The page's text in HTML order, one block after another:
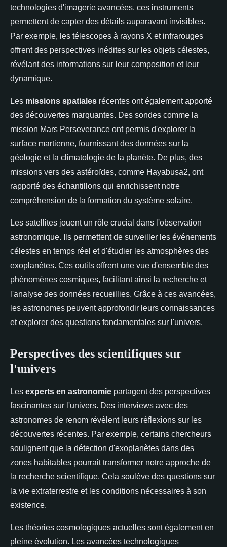
technologies d'imagerie avancées, ces instruments
permettent de capter des détails auparavant invisibles.
Par exemple, les télescopes à rayons X et infrarouges
offrent des perspectives inédites sur les objets célestes,
révélant des informations sur leur composition et leur
dynamique.
Les missions spatiales récentes ont également apporté
des découvertes marquantes. Des sondes comme la
mission Mars Perseverance ont permis d'explorer la
surface martienne, fournissant des données sur la
géologie et la climatologie de la planète. De plus, des
missions vers des astéroïdes, comme Hayabusa2, ont
rapporté des échantillons qui enrichissent notre
compréhension de la formation du système solaire.
Les satellites jouent un rôle crucial dans l'observation
astronomique. Ils permettent de surveiller les événements
célestes en temps réel et d'étudier les atmosphères des
exoplanètes. Ces outils offrent une vue d'ensemble des
phénomènes cosmiques, facilitant ainsi la recherche et
l'analyse des données recueillies. Grâce à ces avancées,
les astronomes peuvent approfondir leurs connaissances
et explorer des questions fondamentales sur l'univers.
Perspectives des scientifiques sur
l'univers
Les experts en astronomie partagent des perspectives
fascinantes sur l'univers. Des interviews avec des
astronomes de renom révèlent leurs réflexions sur les
découvertes récentes. Par exemple, certains chercheurs
soulignent que la détection d'exoplanètes dans des
zones habitables pourrait transformer notre approche de
la recherche scientifique. Cela soulève des questions sur
la vie extraterrestre et les conditions nécessaires à son
existence.
Les théories cosmologiques actuelles sont également en
pleine évolution. Les avancées technologiques